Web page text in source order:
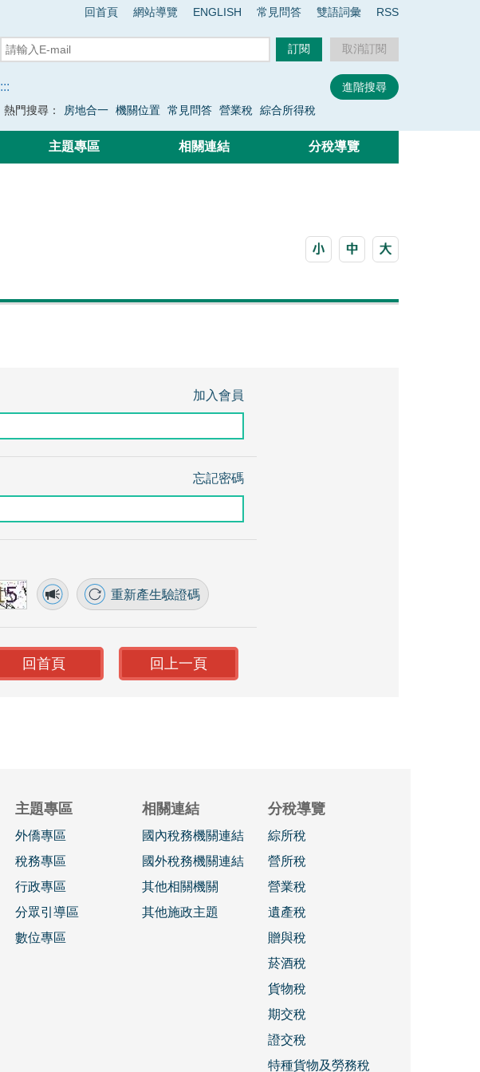
回首頁 網站導覽 ENGLISH 常見問答 雙語詞彙 RSS
:::
熱門搜尋： 房地合一 機關位置 常見問答 營業稅 綜合所得稅
主題專區 相關連結 分稅導覽
加入會員
忘記密碼
重新產生驗證碼
回首頁 回上一頁
主題專區
外僑專區
稅務專區
行政專區
分眾引導區
數位專區
相關連結
國內稅務機關連結
國外稅務機關連結
其他相關機關
其他施政主題
分稅導覽
綜所稅
營所稅
營業稅
遺產稅
贈與稅
菸酒稅
貨物稅
期交稅
證交稅
特種貨物及勞務稅